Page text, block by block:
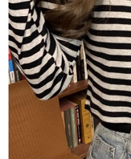
ATM／網路銀行／等多元
※ 請注意：結帳手續完成
購買商品的店家。未經商
後付繳納相關費用。
※ 交易是否成功請以「
是否繳費成功／繳費後需
客戶支援中心」https://
【注意事項】
１．透過由恩沛科技股
易，需依本服務之必要
萊爾富取貨付款
每筆NT$80，滿
付款後萊爾富取貨
每筆NT$80，滿
離島取貨加價40
每筆NT$80，滿